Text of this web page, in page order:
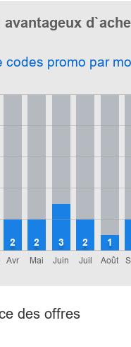
codes promo par
Avr
2
Mai
2
Juin
3
Juil
2
Août
1
des offres